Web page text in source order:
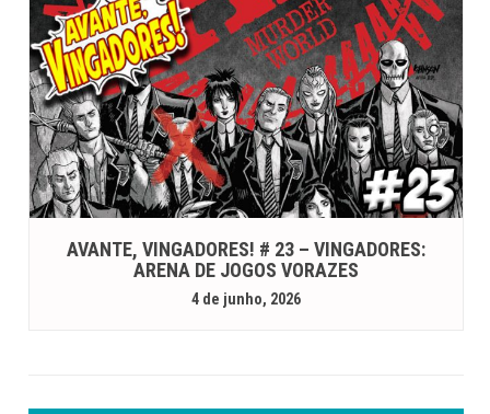
AVANTE, VINGADORES! # 23 – VINGADORES:
ARENA DE JOGOS VORAZES
4 de junho, 2026